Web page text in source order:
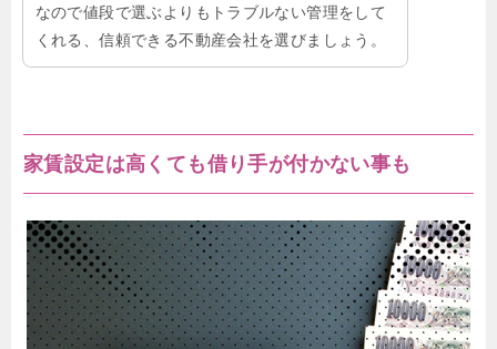
なので値段で選ぶよりもトラブルない管理をして
くれる、信頼できる不動産会社を選びましょう。
家賃設定は高くても借り手が付かない事も